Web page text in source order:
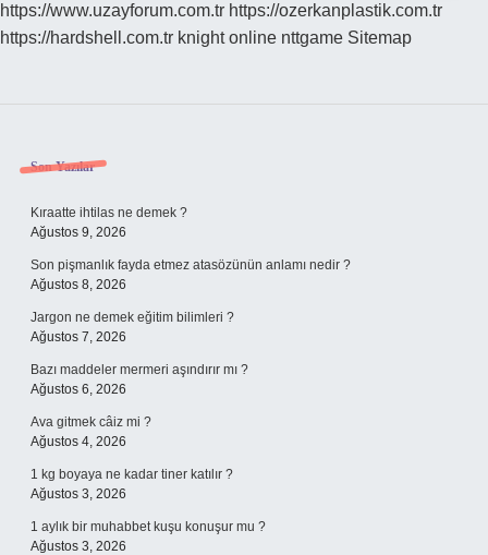
https://www.uzayforum.com.tr https://ozerkanplastik.com.tr
https://hardshell.com.tr knight online nttgame Sitemap
Sidebar
Son Yazılar
Kıraatte ihtilas ne demek ?
Ağustos 9, 2026
Son pişmanlık fayda etmez atasözünün anlamı nedir ?
Ağustos 8, 2026
Jargon ne demek eğitim bilimleri ?
Ağustos 7, 2026
Bazı maddeler mermeri aşındırır mı ?
Ağustos 6, 2026
Ava gitmek câiz mi ?
Ağustos 4, 2026
1 kg boyaya ne kadar tiner katılır ?
Ağustos 3, 2026
1 aylık bir muhabbet kuşu konuşur mu ?
Ağustos 3, 2026